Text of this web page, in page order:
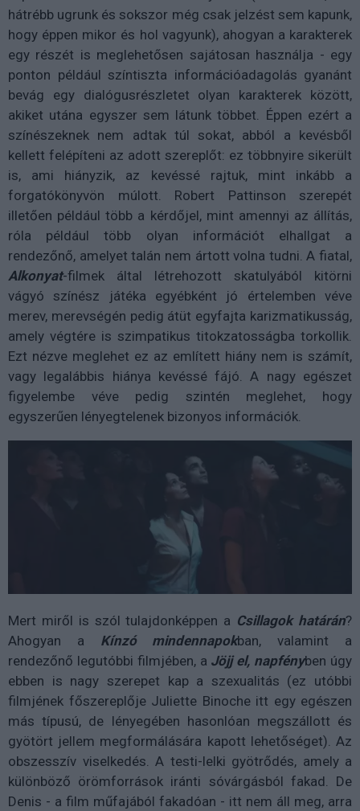
hátrébb ugrunk és sokszor még csak jelzést sem kapunk,
hogy éppen mikor és hol vagyunk), ahogyan a karakterek
egy részét is meglehetősen sajátosan használja - egy
ponton például színtiszta információadagolás gyanánt
bevág egy dialógusrészletet olyan karakterek között,
akiket utána egyszer sem látunk többet. Éppen ezért a
színészeknek nem adtak túl sokat, abból a kevésből
kellett felépíteni az adott szereplőt: ez többnyire sikerült
is, ami hiányzik, az kevéssé rajtuk, mint inkább a
forgatókönyvön múlott. Robert Pattinson szerepét
illetően például több a kérdőjel, mint amennyi az állítás,
róla például több olyan információt elhallgat a
rendezőnő, amelyet talán nem ártott volna tudni. A fiatal,
Alkonyat-filmek által létrehozott skatulyából kitörni
vágyó színész játéka egyébként jó értelemben véve
merev, merevségén pedig átüt egyfajta karizmatikusság,
amely végtére is szimpatikus titokzatosságba torkollik.
Ezt nézve meglehet ez az említett hiány nem is számít,
vagy legalábbis hiánya kevéssé fájó. A nagy egészet
figyelembe véve pedig szintén meglehet, hogy
egyszerűen lényegtelenek bizonyos információk.
Mert miről is szól tulajdonképpen a Csillagok határán?
Ahogyan a Kínzó mindennapokban, valamint a
rendezőnő legutóbbi filmjében, a Jöjj el, napfényben úgy
ebben is nagy szerepet kap a szexualitás (ez utóbbi
filmjének főszereplője Juliette Binoche itt egy egészen
más típusú, de lényegében hasonlóan megszállott és
gyötört jellem megformálására kapott lehetőséget). Az
obszesszív viselkedés. A testi-lelki gyötrődés, amely a
különböző örömforrások iránti sóvárgásból fakad. De
Denis - a film műfajából fakadóan - itt nem áll meg, arra